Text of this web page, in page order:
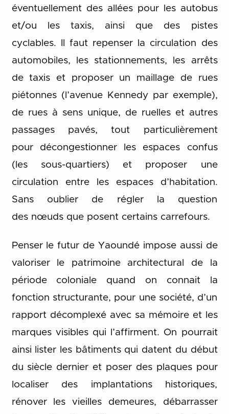
éventuellement des allées pour les autobus
et/ou les taxis, ainsi que des pistes
cyclables. Il faut repenser la circulation des
automobiles, les stationnements, les arrêts
de taxis et proposer un maillage de rues
piétonnes (l’avenue Kennedy par exemple),
de rues à sens unique, de ruelles et autres
passages pavés, tout particulièrement
pour décongestionner les espaces confus
(les sous-quartiers) et proposer une
circulation entre les espaces d’habitation.
Sans oublier de régler la question
des nœuds que posent certains carrefours.
Penser le futur de Yaoundé impose aussi de
valoriser le patrimoine architectural de la
période coloniale quand on connait la
fonction structurante, pour une société, d’un
rapport décomplexé avec sa mémoire et les
marques visibles qui l’affirment. On pourrait
ainsi lister les bâtiments qui datent du début
du siècle dernier et poser des plaques pour
localiser des implantations historiques,
rénover les vieilles demeures, débarrasser